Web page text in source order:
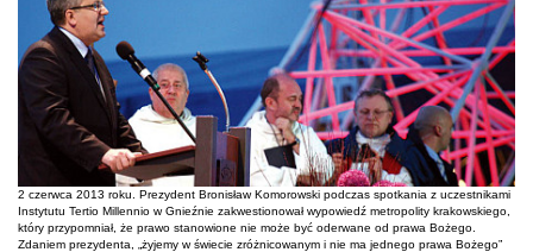
2 czerwca 2013 roku. Prezydent Bronisław Komorowski podczas spotkania z uczestnikami
Instytutu Tertio Millennio w Gnieźnie zakwestionował wypowiedź metropolity krakowskiego,
który przypomniał, że prawo stanowione nie może być oderwane od prawa Bożego.
Zdaniem prezydenta, „żyjemy w świecie zróżnicowanym i nie ma jednego prawa Bożego”